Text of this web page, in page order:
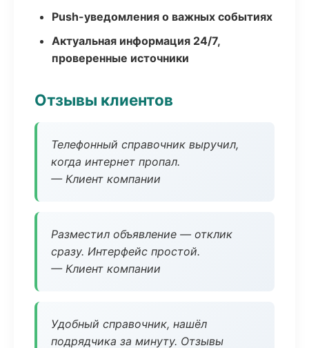
Push-уведомления о важных событиях
Актуальная информация 24/7,
проверенные источники
Отзывы клиентов
Телефонный справочник выручил,
когда интернет пропал.
— Клиент компании
Разместил объявление — отклик
сразу. Интерфейс простой.
— Клиент компании
Удобный справочник, нашёл
подрядчика за минуту. Отзывы